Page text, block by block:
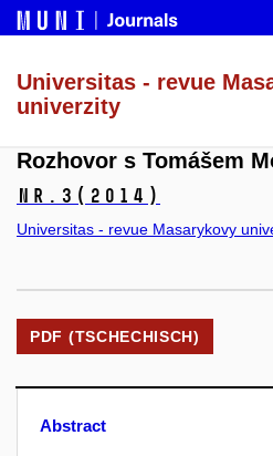
Universitas - revue
univerzity
Rozhovor s Tomášem
Nr.3 (2014)
Universitas - revue Masarykovy
PDF (TSCHECHISCH)
Abstract